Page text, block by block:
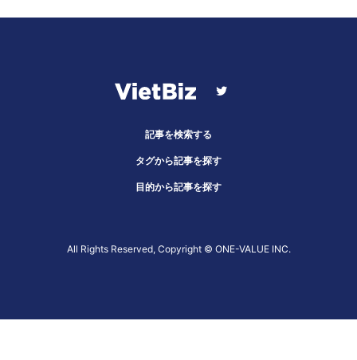
記事を検索する
タグから記事を探す
目的から記事を探す
All Rights Reserved, Copyright ©︎ ONE-VALUE INC.